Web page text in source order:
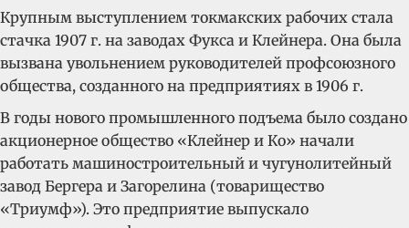
Крупным выступлением токмакских рабочих стала
стачка 1907 г. на заводах Фукса и Клейнера. Она была
вызвана увольнением руководителей профсоюзного
общества, созданного на предприятиях в 1906 г.
В годы нового промышленного подъема было создано
акционерное общество «Клейнер и Ко» начали
работать машиностроительный и чугунолитейный
завод Бергера и Загорелина (товарищество
«Триумф»). Это предприятие выпускало